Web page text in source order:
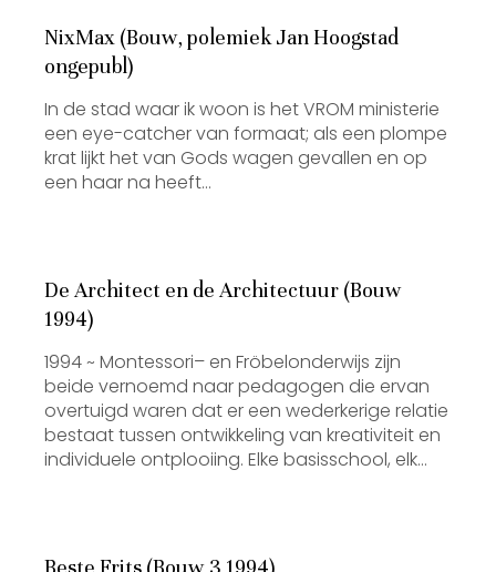
NixMax (Bouw, polemiek Jan Hoogstad
ongepubl)
In de stad waar ik woon is het VROM ministerie
een eye-catcher van formaat; als een plompe
krat lijkt het van Gods wagen gevallen en op
een haar na heeft…
De Architect en de Architectuur (Bouw
1994)
1994 ~ Montessori– en Fröbelonderwijs zijn
beide vernoemd naar pedagogen die ervan
overtuigd waren dat er een wederkerige relatie
bestaat tussen ontwikkeling van kreativiteit en
individuele ontplooiing. Elke basisschool, elk…
Beste Frits (Bouw 3 1994)